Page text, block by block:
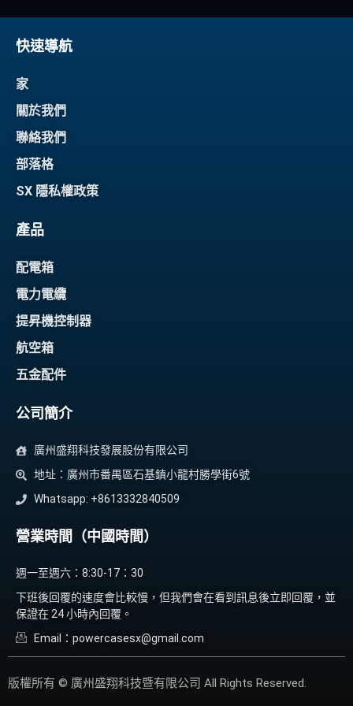
快速導航
家
關於我們
聯絡我們
部落格
SX 隱私權政策
產品
配電箱
電力電纜
提昇機控制器
航空箱
五金配件
公司簡介
廣州盛翔科技發展股份有限公司
地址：廣州市番禺區石基鎮小龍村勝學街6號
Whatsapp: +8613332840509
營業時間（中國時間）
週一至週六：8:30-17：30
下班後回覆的速度會比較慢，但我們會在看到訊息後立即回覆，並
保證在 24 小時內回覆。
Email：powercasesx@gmail.com
版權所有 © 廣州盛翔科技暨有限公司 All Rights Reserved.